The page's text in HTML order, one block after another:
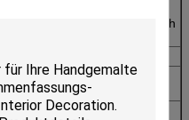
wir normalerweise durch
durch Paypal oder T/T
vergeben wird
durch T/T, 50%